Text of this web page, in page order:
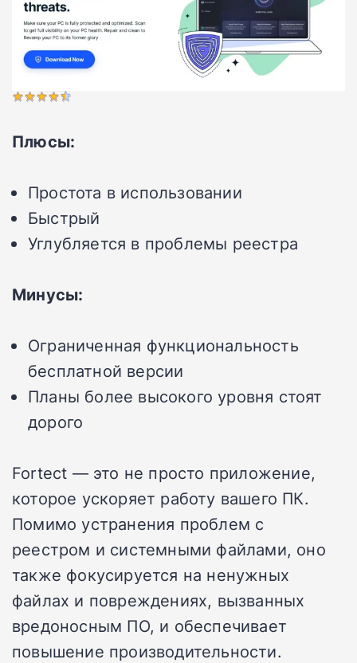
Плюсы:
Простота в использовании
Быстрый
Углубляется в проблемы реестра
Минусы:
Ограниченная функциональность
бесплатной версии
Планы более высокого уровня стоят
дорого
Fortect — это не просто приложение,
которое ускоряет работу вашего ПК.
Помимо устранения проблем с
реестром и системными файлами, оно
также фокусируется на ненужных
файлах и повреждениях, вызванных
вредоносным ПО, и обеспечивает
повышение производительности.